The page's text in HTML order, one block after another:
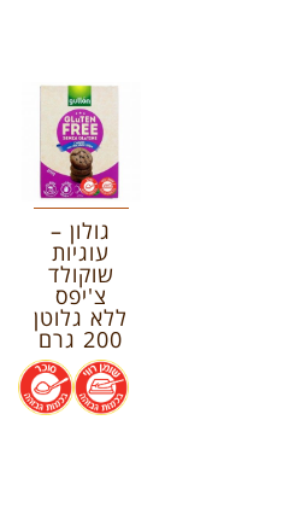
גולון –
עוגיות
שוקולד
צ'יפס
ללא גלוטן
200 גרם
.
.